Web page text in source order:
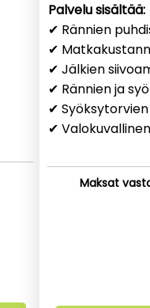
Palvelu sisältää:
✔ Rännien
✔
✔ Jälkien
✔ Rännien ja
✔
✔
Maksat